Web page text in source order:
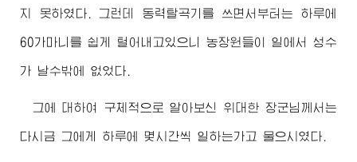
지 못하였다. 그런데 동력탈곡기를 쓰면서부터는 하루에
60가마니를 쉽게 털어내고있으니 농장원들이 일에서 성수
가 날수밖에 없었다.
그에 대하여 구체적으로 알아보신 위대한 장군님께서는
다시금 그에게 하루에 몇시간씩 일하는가고 물으시였다.